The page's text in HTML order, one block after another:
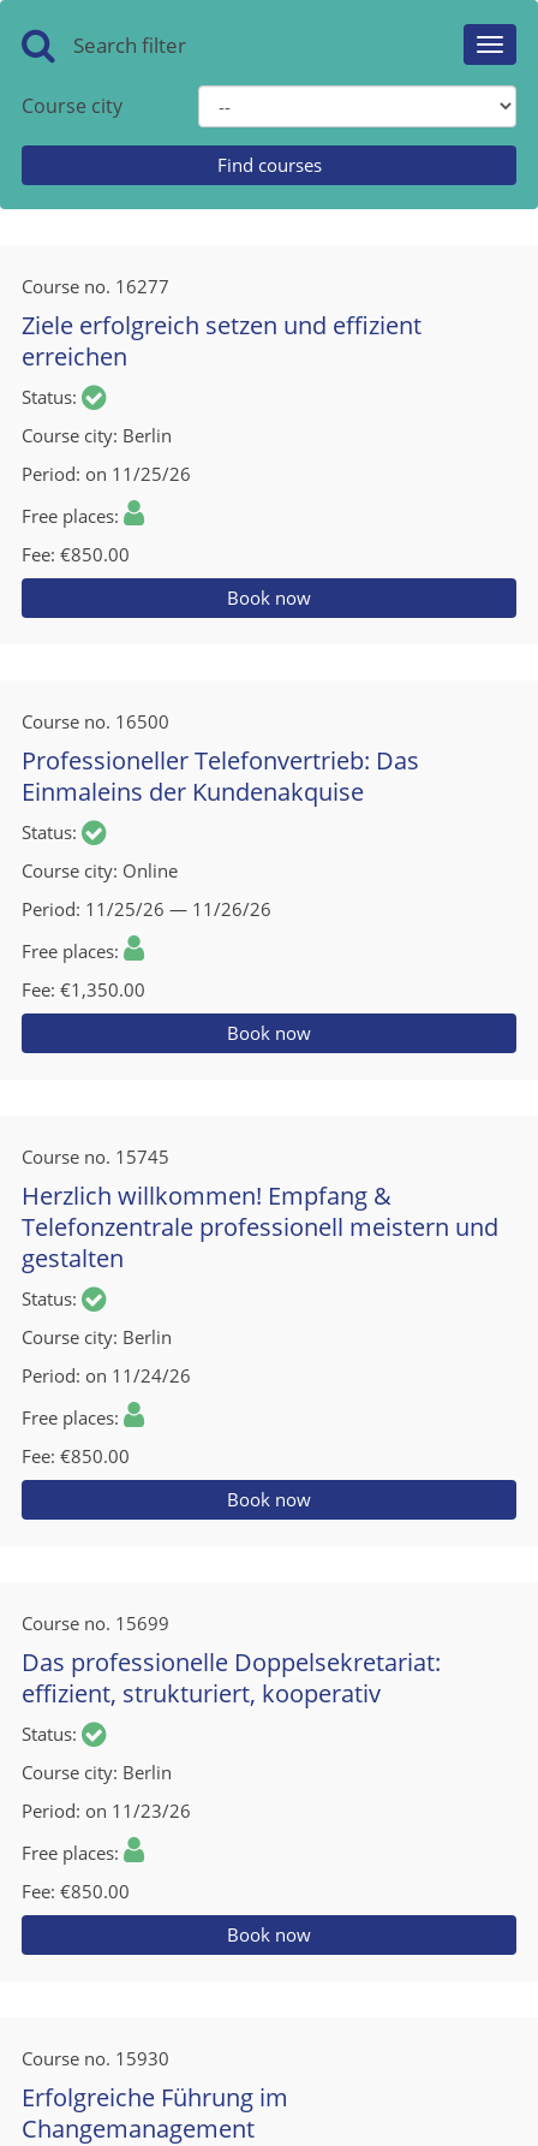
Search filter
Course city
Course no. 16277
Ziele erfolgreich setzen und effizient
erreichen
Status
Course city Berlin
Period on 11/25/26
Free places
Fee €850.00
Book now
Course no. 16500
Professioneller Telefonvertrieb: Das
Einmaleins der Kundenakquise
Status
Course city Online
Period 11/25/26 — 11/26/26
Free places
Fee €1,350.00
Book now
Course no. 15745
Herzlich willkommen! Empfang &
Telefonzentrale professionell meistern und
gestalten
Status
Course city Berlin
Period on 11/24/26
Free places
Fee €850.00
Book now
Course no. 15699
Das professionelle Doppelsekretariat:
effizient, strukturiert, kooperativ
Status
Course city Berlin
Period on 11/23/26
Free places
Fee €850.00
Book now
Course no. 15930
Erfolgreiche Führung im
Changemanagement